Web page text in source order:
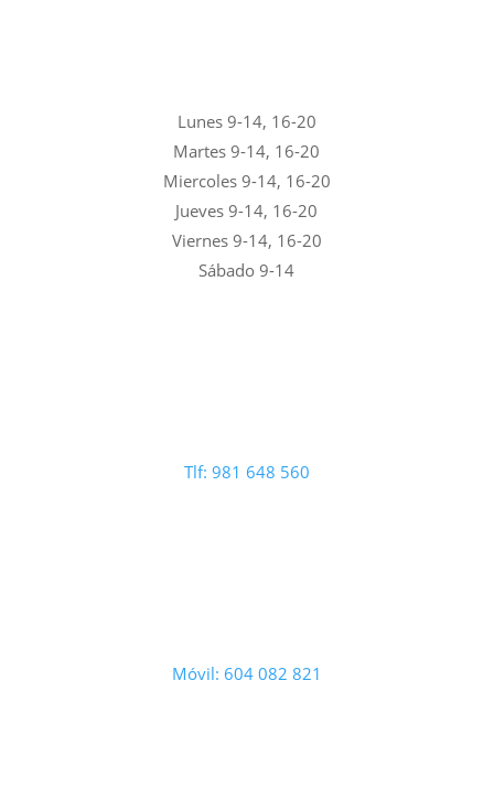
Lunes 9-14, 16-20
Martes 9-14, 16-20
Miercoles 9-14, 16-20
Jueves 9-14, 16-20
Viernes 9-14, 16-20
Sábado 9-14
Tlf: 981 648 560
Móvil: 604 082 821